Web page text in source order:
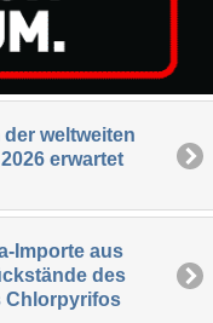
weltweiten
erwartet
Importe aus
des
Chlorpyrifos